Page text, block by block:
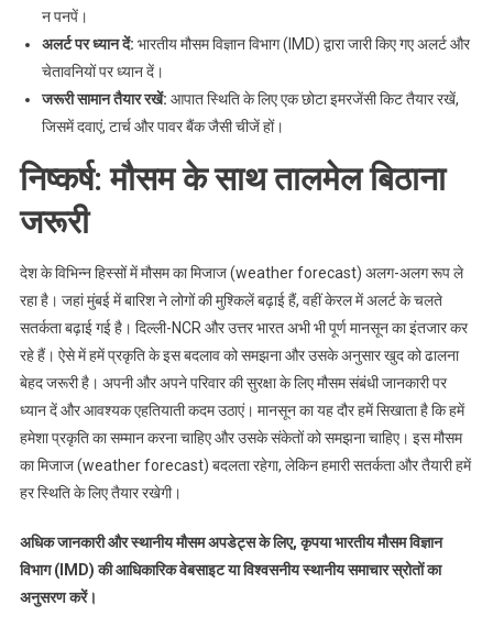
न पनपें।
अलर्ट पर ध्यान दें: भारतीय मौसम विज्ञान विभाग (IMD) द्वारा जारी किए गए अलर्ट और
चेतावनियों पर ध्यान दें।
जरूरी सामान तैयार रखें: आपात स्थिति के लिए एक छोटा इमरजेंसी किट तैयार रखें,
जिसमें दवाएं, टार्च और पावर बैंक जैसी चीजें हों।
निष्कर्ष: मौसम के साथ तालमेल बिठाना
जरूरी
देश के विभिन्न हिस्सों में मौसम का मिजाज (weather forecast) अलग-अलग रूप ले
रहा है। जहां मुंबई में बारिश ने लोगों की मुश्किलें बढ़ाई हैं, वहीं केरल में अलर्ट के चलते
सतर्कता बढ़ाई गई है। दिल्ली-NCR और उत्तर भारत अभी भी पूर्ण मानसून का इंतजार कर
रहे हैं। ऐसे में हमें प्रकृति के इस बदलाव को समझना और उसके अनुसार खुद को ढालना
बेहद जरूरी है। अपनी और अपने परिवार की सुरक्षा के लिए मौसम संबंधी जानकारी पर
ध्यान दें और आवश्यक एहतियाती कदम उठाएं। मानसून का यह दौर हमें सिखाता है कि हमें
हमेशा प्रकृति का सम्मान करना चाहिए और उसके संकेतों को समझना चाहिए। इस मौसम
का मिजाज (weather forecast) बदलता रहेगा, लेकिन हमारी सतर्कता और तैयारी हमें
हर स्थिति के लिए तैयार रखेगी।
अधिक जानकारी और स्थानीय मौसम अपडेट्स के लिए, कृपया भारतीय मौसम विज्ञान
विभाग (IMD) की आधिकारिक वेबसाइट या विश्वसनीय स्थानीय समाचार स्रोतों का
अनुसरण करें।